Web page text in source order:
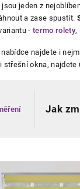
Jak
jsou jeden z
a zase spustit.
- termo rolety,
najdete i
střešní okna, najdete